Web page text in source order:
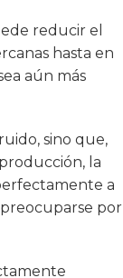
reducir el
hasta en
aún más
sino que,
la
a
por